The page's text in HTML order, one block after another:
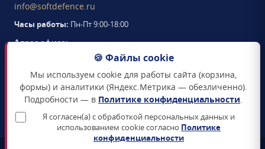
info@softdefence.ru
Часы работы: Пн-Пт 9:00-18:00
Адрес офиса:
Схема проезда →
ЗАКАЗАТЬ ЗВОНОК
🍪 Файлы cookie
Мы используем cookie для работы сайта (корзина,
формы) и аналитики (Яндекс.Метрика — обезличенно).
Подробности — в Политике конфиденциальности.
Я согласен(а) с обработкой персональных данных и
использованием cookie согласно Политике
конфиденциальности